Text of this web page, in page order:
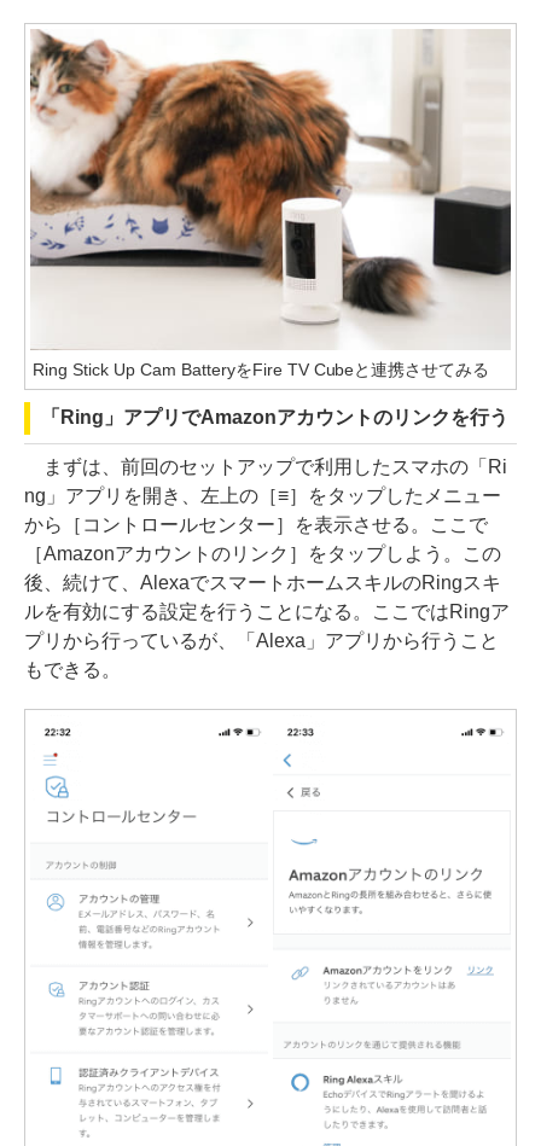
Ring Stick Up Cam BatteryをFire TV Cubeと連携させてみる
「Ring」アプリでAmazonアカウントのリンクを行う
まずは、前回のセットアップで利用したスマホの「Ri
ng」アプリを開き、左上の［≡］をタップしたメニュー
から［コントロールセンター］を表示させる。ここで
［Amazonアカウントのリンク］をタップしよう。この
後、続けて、AlexaでスマートホームスキルのRingスキ
ルを有効にする設定を行うことになる。ここではRingア
プリから行っているが、「Alexa」アプリから行うこと
もできる。